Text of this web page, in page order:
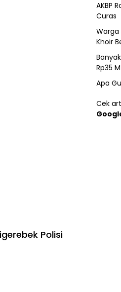
Polisi
AKBP
Curas
Warga
Khoir
Rp35 M
Apa
Cek